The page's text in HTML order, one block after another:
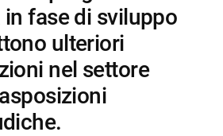
in fase di sviluppo
ulteriori
nel settore